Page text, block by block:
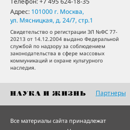
Адрес: 101000 г. Москва,
ул. Мясницкая, д. 24/7, стр.1
Свидетельство о регистрации ЭЛ №ФС 77-
20213 от 14.12.2004 выдано Федеральной
службой по надзору за соблюдением
законодательства в сфере массовых
коммуникаций и охране культурного
наследия.
Партнеры
Все материалы сайта принадлежат